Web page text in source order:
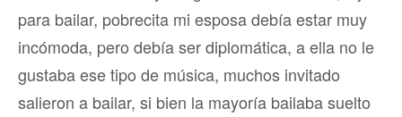
para bailar, pobrecita mi esposa debía estar muy
incómoda, pero debía ser diplomática, a ella no le
gustaba ese tipo de música, muchos invitado
salieron a bailar, si bien la mayoría bailaba suelto